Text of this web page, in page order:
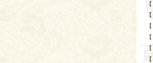
【
【
【
【
【
【